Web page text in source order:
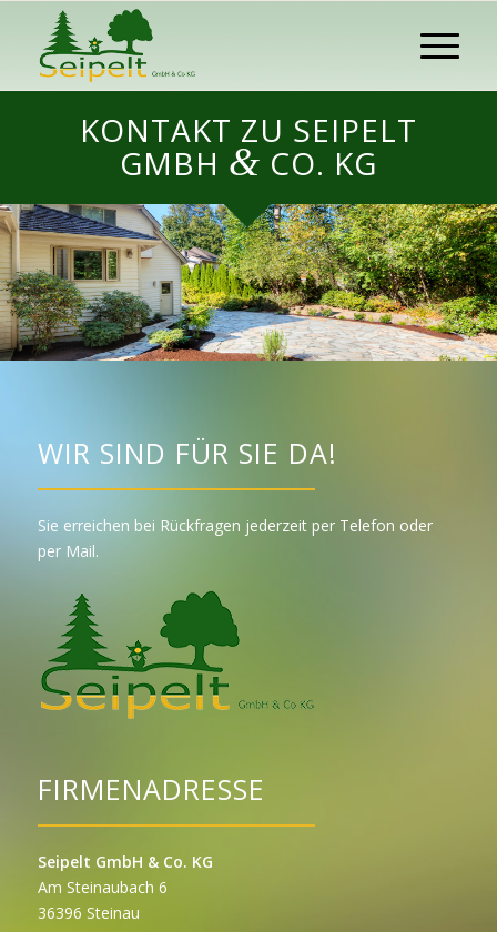
KONTAKT ZU SEIPELT
GMBH & CO. KG
WIR SIND FÜR SIE DA!
Sie erreichen bei Rückfragen jederzeit per Telefon oder
per Mail.
FIRMENADRESSE
Seipelt GmbH & Co. KG
Am Steinaubach 6
36396 Steinau